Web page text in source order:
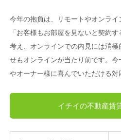
今年の抱負は、リモートやオンラ
「お客様もお部屋を見ないと契約
考え、オンラインでの内見には消
せもオンラインが当たり前です。
やオーナー様に喜んでいただける対
イチイの不動産賃